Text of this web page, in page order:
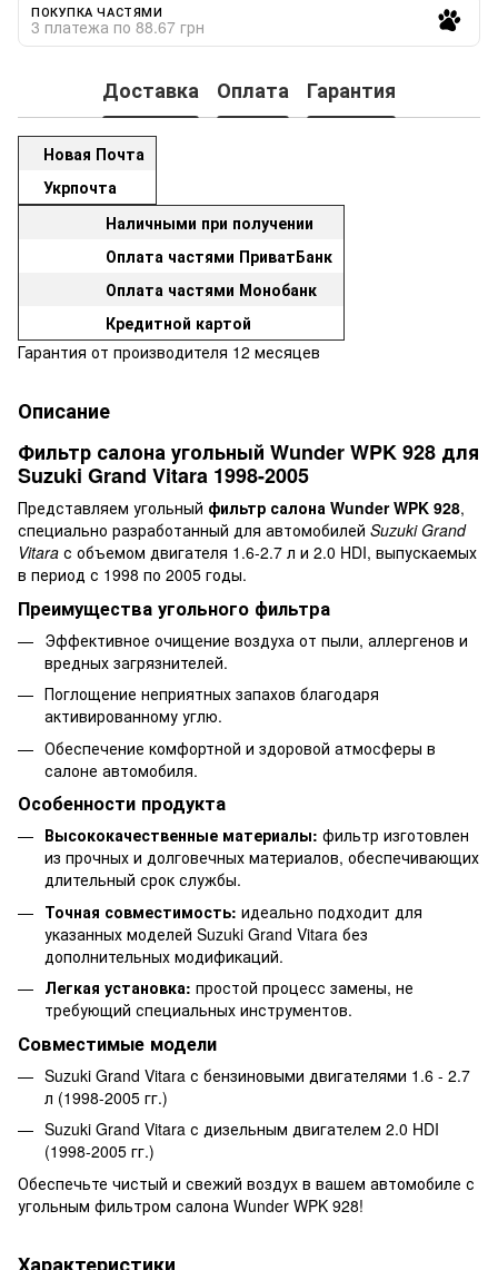
ПОКУПКА ЧАСТЯМИ
3 платежа по 88.67 грн
Доставка Оплата Гарантия
Новая Почта
Укрпочта
Наличными при получении
Оплата частями ПриватБанк
Оплата частями Монобанк
Кредитной картой
Гарантия от производителя 12 месяцев
Описание
Фильтр салона угольный Wunder WPK 928 для
Suzuki Grand Vitara 1998-2005
Представляем угольный фильтр салона Wunder WPK 928,
специально разработанный для автомобилей Suzuki Grand
Vitara с объемом двигателя 1.6-2.7 л и 2.0 HDI, выпускаемых
в период с 1998 по 2005 годы.
Преимущества угольного фильтра
Эффективное очищение воздуха от пыли, аллергенов и
вредных загрязнителей.
Поглощение неприятных запахов благодаря
активированному углю.
Обеспечение комфортной и здоровой атмосферы в
салоне автомобиля.
Особенности продукта
Высококачественные материалы: фильтр изготовлен
из прочных и долговечных материалов, обеспечивающих
длительный срок службы.
Точная совместимость: идеально подходит для
указанных моделей Suzuki Grand Vitara без
дополнительных модификаций.
Легкая установка: простой процесс замены, не
требующий специальных инструментов.
Совместимые модели
Suzuki Grand Vitara с бензиновыми двигателями 1.6 - 2.7
л (1998-2005 гг.)
Suzuki Grand Vitara с дизельным двигателем 2.0 HDI
(1998-2005 гг.)
Обеспечьте чистый и свежий воздух в вашем автомобиле с
угольным фильтром салона Wunder WPK 928!
Характеристики